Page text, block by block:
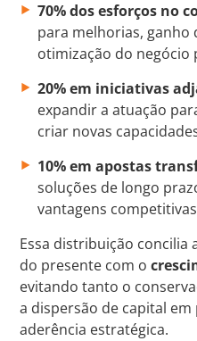
70% dos esforços no
para melhorias, ganho
otimização do negócio
20% em iniciativas
expandir a atuação
criar novas
10% em apostas
soluções de longo
vantagens
Essa distribuição concilia
do presente com o
evitando tanto o
a dispersão de capital
aderência estratégica.